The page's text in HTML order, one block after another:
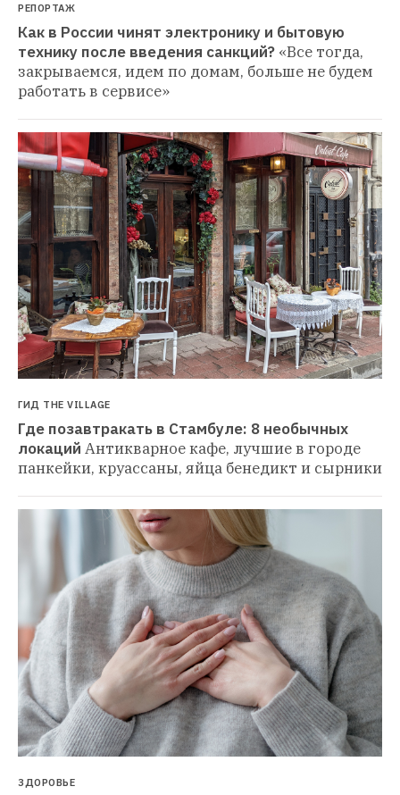
РЕПОРТАЖ
Как в России чинят электронику и бытовую
технику после введения санкций? «Все тогда,
закрываемся, идем по домам, больше не будем
работать в сервисе»
ГИД THE VILLAGE
Где позавтракать в Стамбуле: 8 необычных
локаций Антикварное кафе, лучшие в городе
панкейки, круассаны, яйца бенедикт и сырники
ЗДОРОВЬЕ